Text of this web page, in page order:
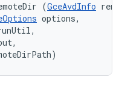
(GceAvdInfo
options,